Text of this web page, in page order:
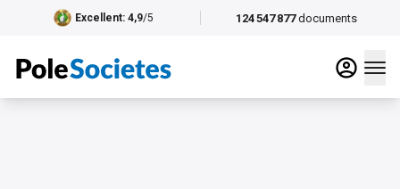
124 547 877 documents
Excellent: 4,9/5